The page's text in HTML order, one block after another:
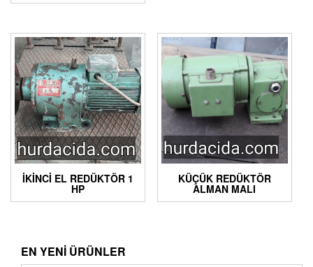
İKINCI EL REDÜKTÖR 1
HP
KÜÇÜK REDÜKTÖR
ALMAN MALI
EN YENI ÜRÜNLER